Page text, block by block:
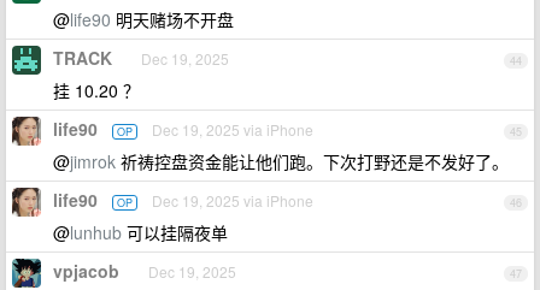
@life90 明天赌场不开盘
44
TRACK Dec 19, 2025
挂 10.20 ？
45
life90 OP Dec 19, 2025 via iPhone
@jimrok 祈祷控盘资金能让他们跑。下次打野还是不发好了。
46
life90 OP Dec 19, 2025 via iPhone
@lunhub 可以挂隔夜单
47
vpjacob Dec 19, 2025